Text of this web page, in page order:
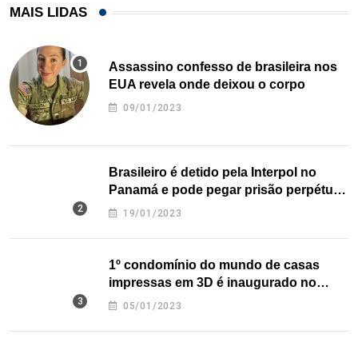
MAIS LIDAS
Assassino confesso de brasileira nos
EUA revela onde deixou o corpo
09/01/2023
Brasileiro é detido pela Interpol no
Panamá e pode pegar prisão perpétua
nos EUA
19/01/2023
1º condomínio do mundo de casas
impressas em 3D é inaugurado no
Texas
05/01/2023